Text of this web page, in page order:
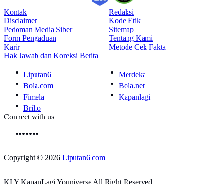
Kontak
Redaksi
Disclaimer
Kode Etik
Pedoman Media Siber
Sitemap
Form Pengaduan
Tentang Kami
Karir
Metode Cek Fakta
Hak Jawab dan Koreksi Berita
Liputan6
Merdeka
Bola.com
Bola.net
Fimela
Kapanlagi
Brilio
Connect with us
Copyright © 2026 Liputan6.com
KLY KapanLagi Youniverse All Right Reserved.